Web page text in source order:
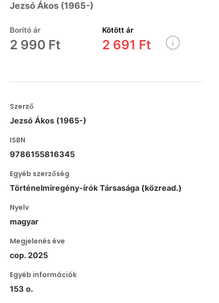
Jezsó Ákos (1965-)
Borító ár
2 990 Ft
Kötött ár
2 691 Ft
Szerző
Jezsó Ákos (1965-)
ISBN
9786155816345
Egyéb szerzőség
Történelmiregény-írók Társasága (közread.)
Nyelv
magyar
Megjelenés éve
cop. 2025
Egyéb információk
153 o.